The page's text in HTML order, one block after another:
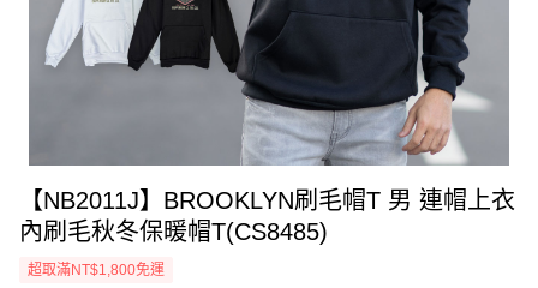
【NB2011J】BROOKLYN刷毛帽T 男 連帽上衣
內刷毛秋冬保暖帽T(CS8485)
超取滿NT$1,800免運